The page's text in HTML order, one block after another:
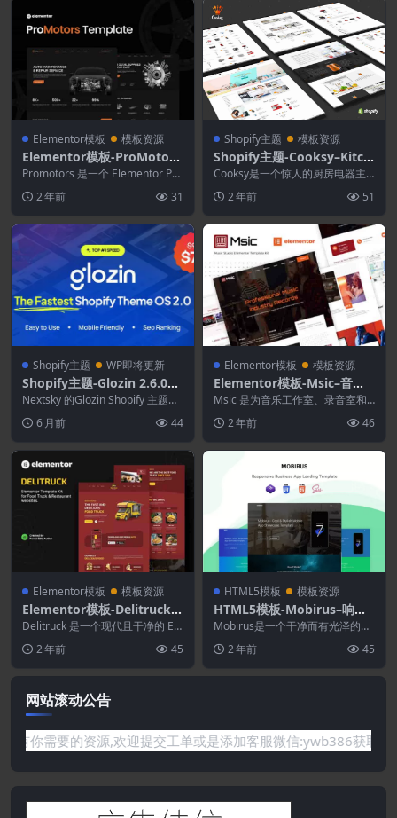
Elementor模板 模板资源
Elementor模板-ProMotors
–汽车服务和细节元素模板套
件
Promotors 是一个 Elementor Pro
2 年前 31
Shopify主题 模板资源
Shopify主题-Cooksy–Kitch
en Utensils Shopify Them
eCooksy-厨房用具Shopify
主题
Cooksy是一个惊人的厨房电器主
商店而创建。如果...
2 年前 51
Shopify主题 WP即将更新
Shopify主题-Glozin 2.6.0–
多用途Shopify主题操作系统
2.0
Nextsky 的Glozin Shopify 主题可
6 月前 44
Elementor模板 模板资源
Elementor模板-Msic–音乐
工作室Elementor模板套件
Msic 是为音乐工作室、录音室和
的 Elemen...
2 年前 46
Elementor模板 模板资源
Elementor模板-Delitruck–
食品卡车和餐厅Elementor
模板套件
Delitruck 是一个现代且干净的 Ele
2 年前 45
HTML5模板 模板资源
HTML5模板-Mobirus–响应
式应用登陆模板
Mobirus是一个干净而有光泽的主
用程序。此网站...
2 年前 45
网站滚动公告
或是网站没有你需要的资源,欢迎提交工单或是添加客服微信